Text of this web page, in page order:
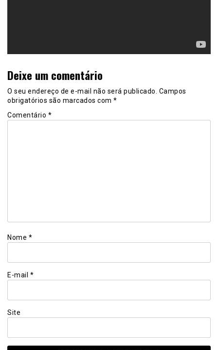
Deixe um comentário
O seu endereço de e-mail não será publicado. Campos
obrigatórios são marcados com *
Comentário *
Nome *
E-mail *
Site